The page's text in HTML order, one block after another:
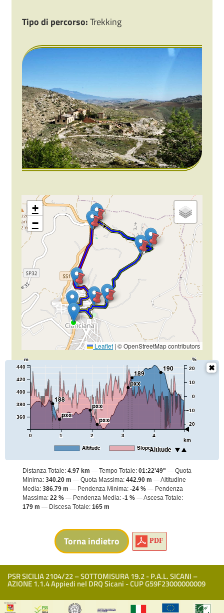
Tipo di percorso:Trekking
4
2
+
−
Leaflet | © OpenStreetMap contributors
0 1 2 3 4
km
360
380
400
420
440
m
−20
−10
0
10
20
%
188
189
190
pxx
pxx
pxx
pxx
Altitude SlopeAltitude
Distanza Totale: 4.97 km Tempo Totale: 01:22'49"
Quota
Minima: 340.20 m Quota Massima: 442.90 m
Altitudine
Media: 386.79 m Pendenza Minima: -24 %
Pendenza
Massima: 22 % Pendenza Media: -1 %
Ascesa Totale:
179 m
Discesa Totale: 165 m
PDF
PSR SICILIA 2104/22 – SOTTOMISURA 19.2 - P.A.L. SICANI –
AZIONE 1.1.4 Appiedi nel DRQ Sicani - CUP G59F23000000009